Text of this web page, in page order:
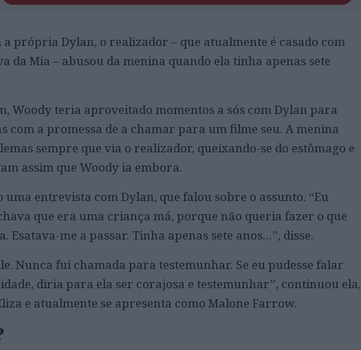
própria Dylan, o realizador – que atualmente é casado com
da Mia – abusou da menina quando ela tinha apenas sete
Woody teria aproveitado momentos a sós com Dylan para
com a promessa de a chamar para um filme seu. A menina
sempre que via o realizador, queixando-se do estômago e
assim que Woody ia embora.
entrevista com Dylan, que falou sobre o assunto. “Eu
que era uma criança má, porque não queria fazer o que
Esatava-me a passar. Tinha apenas sete anos…”, disse.
Nunca fui chamada para testemunhar. Se eu pudesse falar
idade, diria para ela ser corajosa e testemunhar”, continuou ela,
e atualmente se apresenta como Malone Farrow.